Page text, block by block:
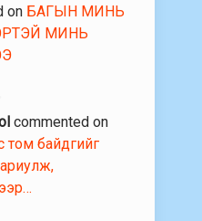
on БАГЫН МИНЬ
МИНЬ
commented on
том байдгийг